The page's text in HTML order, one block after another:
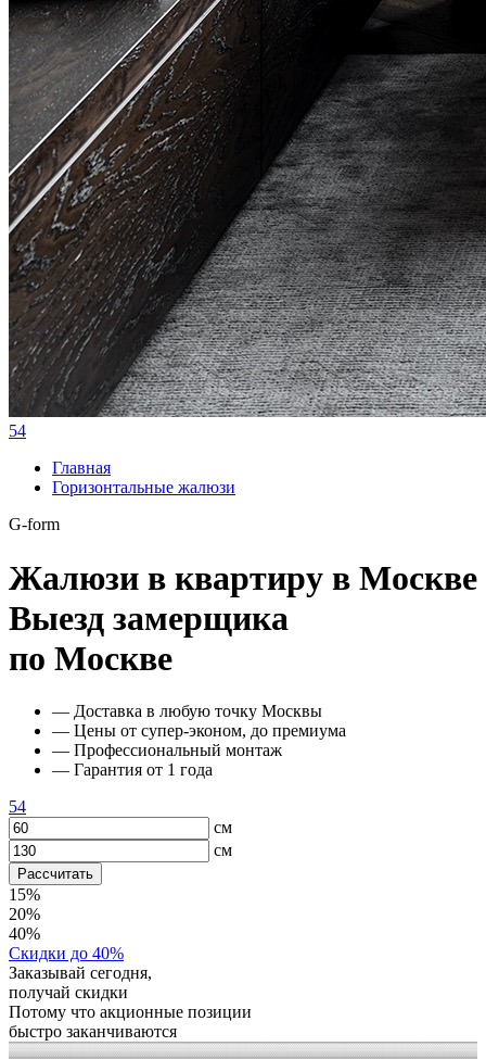
54
Главная
Горизонтальные жалюзи
G-form
Жалюзи в квартиру в Москве
Выезд замерщика
по Москве
— Доставка в любую точку Москвы
— Цены от супер-эконом, до премиума
— Профессиональный монтаж
— Гарантия от 1 года
54
см
см
Рассчитать
15%
20%
40%
Скидки до 40%
Заказывай сегодня,
получай скидки
Потому что акционные позиции
быстро заканчиваются